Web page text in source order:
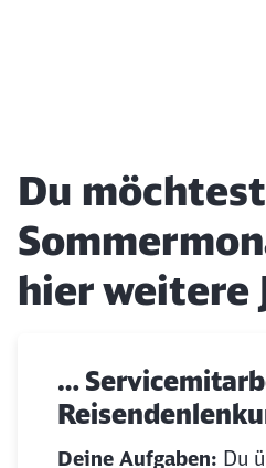
Du
hier weitere
…
Deine Aufgaben: Du